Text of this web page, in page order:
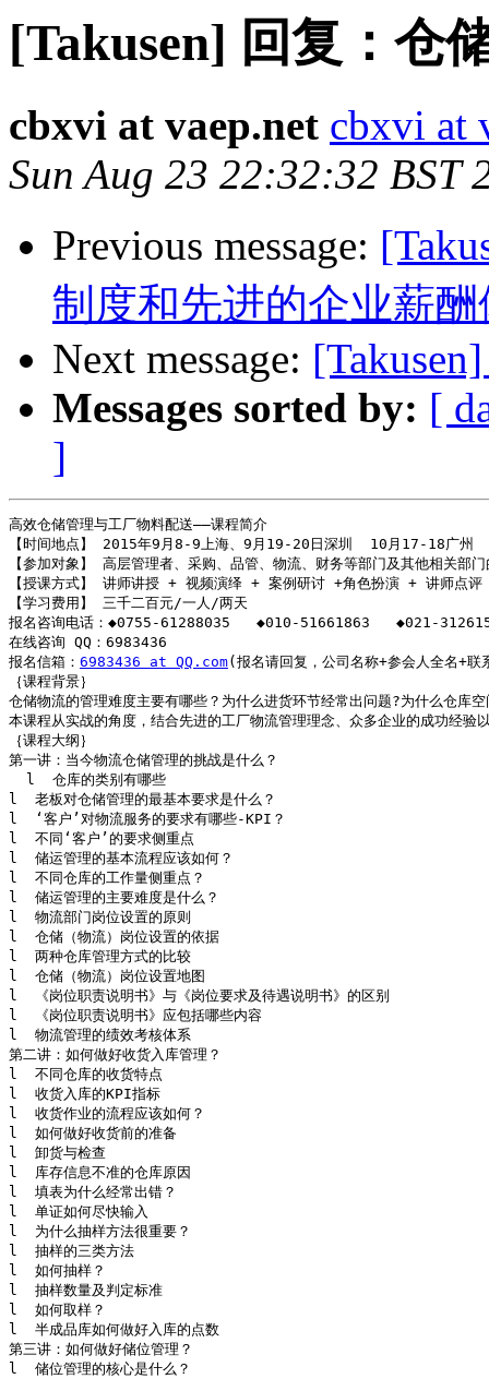
[Takusen] 回复：仓
cbxvi at vaep.net cbxvi at
Sun Aug 23 22:32:32 BST
Previous message:
制度和先进的企业薪酬
Next message:
Messages sorted by: [
]
高效仓储管理与工厂物料配送——课程简介
【时间地点】 2015年9月8-9上海、9月19-20日深圳  10月17-18广州
【参加对象】 高层管理者、采购、品管、物流、财务等部门及其他相关部
【授课方式】 讲师讲授 + 视频演绎 + 案例研讨 +角色扮演 + 讲师点评
【学习费用】 三千二百元/一人/两天
报名咨询电话：◆0755-61288035   ◆010-51661863   ◆021-
在线咨询 QQ：6983436
报名信箱： 6983436 at QQ.com(报名请回复，公司名称+参会人全名+联
｛课程背景｝
仓储物流的管理难度主要有哪些？为什么进货环节经常出问题?为什么仓
本课程从实战的角度，结合先进的工厂物流管理理念、众多企业的成功经
｛课程大纲｝
第一讲：当今物流仓储管理的挑战是什么？
  l  仓库的类别有哪些
l  老板对仓储管理的最基本要求是什么？
l  ‘客户’对物流服务的要求有哪些-KPI？
l  不同‘客户’的要求侧重点
l  储运管理的基本流程应该如何？
l  不同仓库的工作量侧重点？
l  储运管理的主要难度是什么？
l  物流部门岗位设置的原则
l  仓储（物流）岗位设置的依据
l  两种仓库管理方式的比较
l  仓储（物流）岗位设置地图
l  《岗位职责说明书》与《岗位要求及待遇说明书》的区别
l  《岗位职责说明书》应包括哪些内容
l  物流管理的绩效考核体系
第二讲：如何做好收货入库管理？
l  不同仓库的收货特点
l  收货入库的KPI指标
l  收货作业的流程应该如何？
l  如何做好收货前的准备
l  卸货与检查
l  库存信息不准的仓库原因
l  填表为什么经常出错？
l  单证如何尽快输入
l  为什么抽样方法很重要？
l  抽样的三类方法
l  如何抽样？
l  抽样数量及判定标准
l  如何取样？
l  半成品库如何做好入库的点数
第三讲：如何做好储位管理？
l  储位管理的核心是什么？